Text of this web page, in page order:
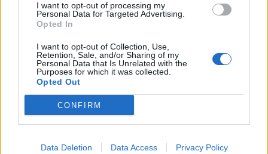
I want to opt-out of processing my
Personal Data for Targeted Advertising.
Opted In
I want to opt-out of Collection, Use,
Retention, Sale, and/or Sharing of my
Personal Data that Is Unrelated with the
Purposes for which it was collected.
Opted Out
CONFIRM
Data Deletion Data Access Privacy Policy
Common People
Αλίκη Ανδρειωμένου, Ηθοποιός
07.05.26
Το Olafaq περπατά στους δρόμους της Αθήνας και
ανακαλύπτει τη μαγεία που κρύβεται στις καθημερινές